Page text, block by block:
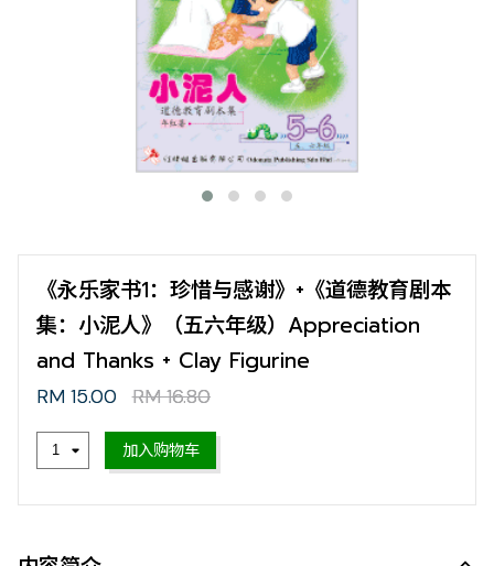
《永乐家书1：珍惜与感谢》+《道德教育剧本
集：小泥人》（五六年级）Appreciation
and Thanks + Clay Figurine
RM 15.00 RM 16.80
加入购物车